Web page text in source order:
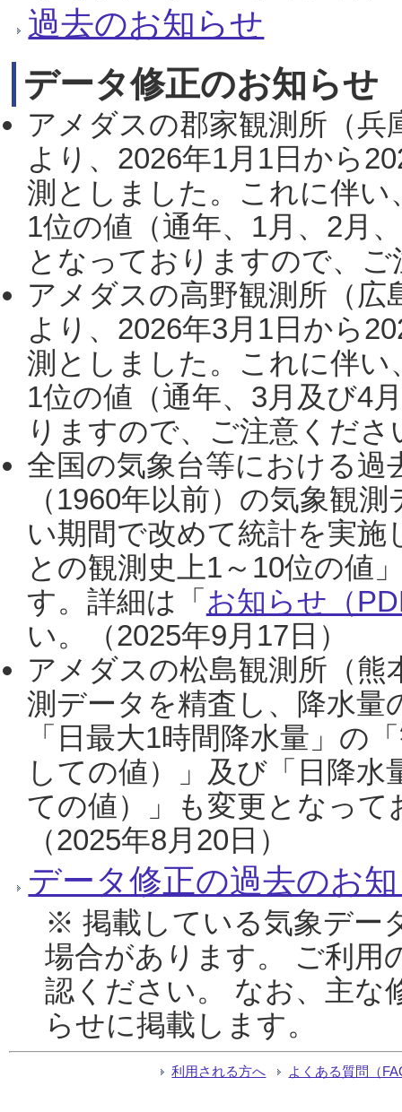
過去のお知らせ
データ修正のお知らせ
アメダスの郡家観測所（
より、2026年1月1日から
測としました。これに伴い
1位の値（通年、1月、2月
となっておりますので、
アメダスの高野観測所（
より、2026年3月1日から
測としました。これに伴い
1位の値（通年、3月及び4
りますので、ご注意くだ
全国の気象台等における過
（1960年以前）の気象観
い期間で改めて統計を実
との観測史上1～10位の値
す。詳細は「 お知らせ（
い。（2025年9月17日）
アメダスの松島観測所（熊
測データを精査し、降水
「日最大1時間降水量」の
しての値）」及び「日降
ての値）」も変更となっ
（2025年8月20日）
データ修正の過去のお
※ 掲載している気象デー
場合があります。 ご利用
認ください。 なお、主な
らせに掲載します。
利用される方へ よくある質問（